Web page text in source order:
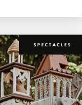
SPECTACLES